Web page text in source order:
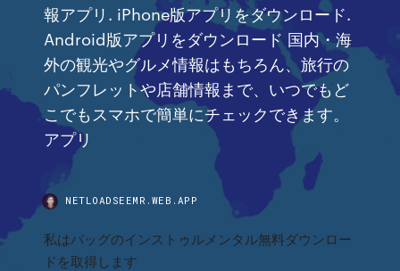
報アプリ. iPhone版アプリをダウンロード.
Android版アプリをダウンロード 国内・海
外の観光やグルメ情報はもちろん、旅行の
パンフレットや店舗情報まで、いつでもど
こでもスマホで簡単にチェックできます。
アプリ
NETLOADSEEMR.WEB.APP
私はバッグのインストゥルメンタル無料ダウンロー
ドを取得します